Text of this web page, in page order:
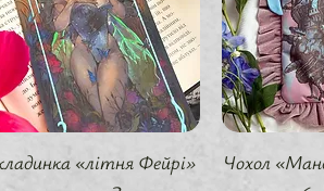
Швидкий перегляд
«літня Фейрі» Чохол